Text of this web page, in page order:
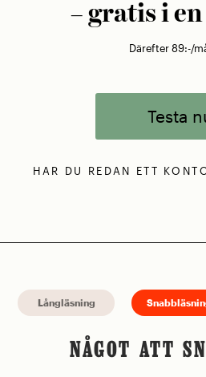
– gratis i
Därefter 89:-/
Testa
HAR DU REDAN ETT
Långläsning
NÅGOT ATT